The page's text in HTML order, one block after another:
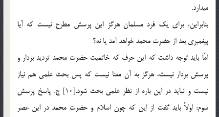
ميدارد.
بنابراين، براي يك فرد مسلمان هرگز اين پرسش مطرح نيست كه آيا
پيغمبري بعد از حضرت محمد خواهد آمد يا نه؟
امّا بايد توجه داشت كه اين حرف كه خاتميت حضرت محمد ترديد بردار و
پرسش بردار نيست، هرگز به آن معنا نيست كه پس بحث علمي هم نياز
نيست و نبايد در اين باره از نظر علمي بحث شود.[10] ج. پاسخ پرسش
سوم: اولاً بايد گفت از اين كه چون اسلام و حضرت محمد در اين عصر